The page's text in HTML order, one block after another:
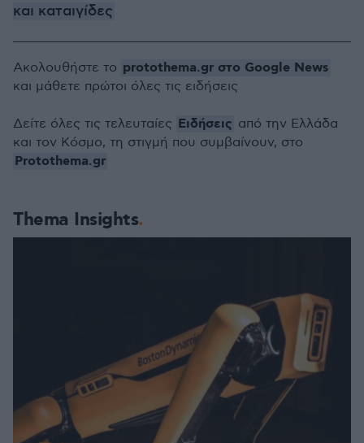
και καταιγίδες
Thema Insights
Ακολουθήστε το protothema.gr στο Google News
και μάθετε πρώτοι όλες τις ειδήσεις
Δείτε όλες τις τελευταίες Ειδήσεις από την Ελλάδα
και τον Κόσμο, τη στιγμή που συμβαίνουν, στο
Protothema.gr